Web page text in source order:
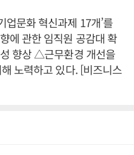
업문화 혁신과제 17개’를
에 관한 임직원 공감대 확
향상 △근무환경 개선을
노력하고 있다. [비즈니스